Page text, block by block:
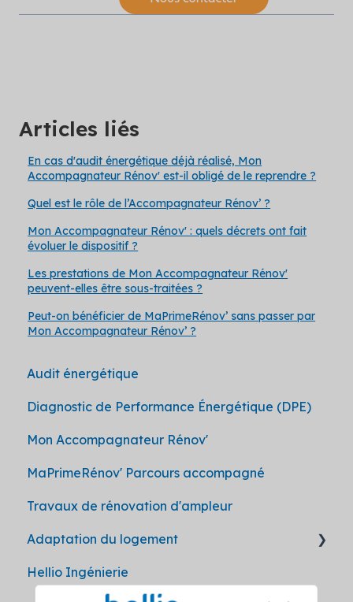
Articles liés
En cas d'audit énergétique déjà réalisé, Mon
Accompagnateur Rénov' est-il obligé de le reprendre ?
Quel est le rôle de l’Accompagnateur Rénov’ ?
Mon Accompagnateur Rénov' : quels décrets ont fait
évoluer le dispositif ?
Les prestations de Mon Accompagnateur Rénov'
peuvent-elles être sous-traitées ?
Peut-on bénéficier de MaPrimeRénov’ sans passer par
Mon Accompagnateur Rénov’ ?
Audit énergétique
Diagnostic de Performance Énergétique (DPE)
Mon Accompagnateur Rénov'
MaPrimeRénov' Parcours accompagné
Travaux de rénovation d'ampleur
Adaptation du logement
MaPrimeAdapt'
Hellio Ingénierie